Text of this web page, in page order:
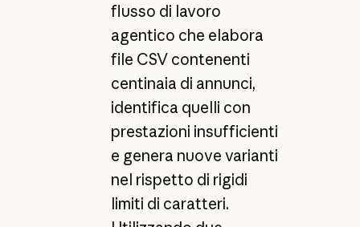
flusso di lavoro
agentico che elabora
file CSV contenenti
centinaia di annunci,
identifica quelli con
prestazioni insufficienti
e genera nuove varianti
nel rispetto di rigidi
limiti di caratteri.